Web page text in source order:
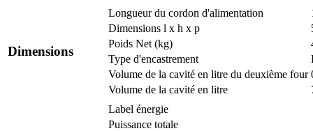
Dimensions
Longueur du cordon d'alimentation
Dimensions l x h x p
Poids Net (kg)
Type d'encastrement
Volume de la cavité en litre du deuxième four
Volume de la cavité en litre
Label énergie
Puissance totale